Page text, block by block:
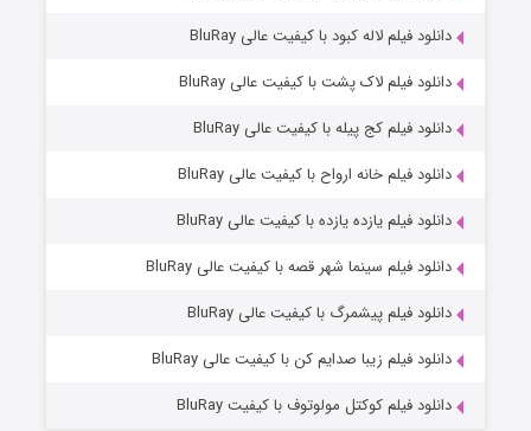
دانلود فیلم لاله کبود با کیفیت عالی BluRay
دانلود فیلم لاک پشت با کیفیت عالی BluRay
دانلود فیلم کج‌ پیله با کیفیت عالی BluRay
دانلود فیلم خانه ارواح با کیفیت عالی BluRay
دانلود فیلم یازده یازده با کیفیت عالی BluRay
دانلود فیلم سینما شهر قصه با کیفیت عالی BluRay
دانلود فیلم پیشمرگ با کیفیت عالی BluRay
دانلود فیلم زیبا صدایم کن با کیفیت عالی BluRay
دانلود فیلم کوکتل مولوتوف با کیفیت BluRay